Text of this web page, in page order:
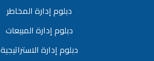
دبلوم إدارة المخاطر
دبلوم إدارة المبيعات
دبلوم إدارة الاستراتيجية